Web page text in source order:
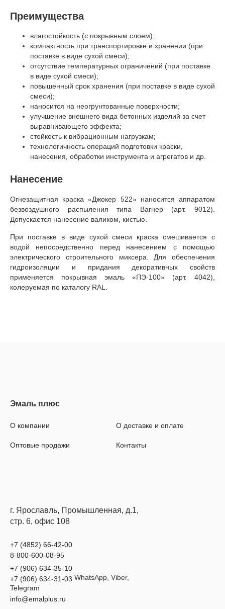
Преимущества
влагостойкость (с покрывным слоем);
компактность при транспортировке и хранении (при
поставке в виде сухой смеси);
отсутствие температурных ограничений (при поставке
в виде сухой смеси);
повышенный срок хранения (при поставке в виде сухой
смеси);
наносится на неогрунтованные поверхности;
улучшение внешнего вида бетонных изделий за счет
выравнивающего эффекта;
стойкость к вибрационным нагрузкам;
технологичность операций подготовки краски,
нанесения, обработки инструмента и агрегатов и др.
Нанесение
Огнезащитная краска «Джокер 522» наносится аппаратом
безвоздушного распыления типа Вагнер (арт. 9012).
Допускается нанесение валиком, кистью.
При поставке в виде сухой смеси краска смешивается с
водой непосредственно перед нанесением с помощью
электрического строительного миксера. Для обеспечения
гидроизоляции и придания декоративных свойств
применяется покрывная эмаль «ПЭ-100» (арт. 4042),
колеруемая по каталогу RAL.
О компании
Оптовые продажи
О доставке и оплате
Контакты
г. Ярославль, Промышленная, д.1,
стр. 6, офис 108
+7 (4852) 66-42-00
8-800-600-08-95
+7 (906) 634-35-10
+7 (906) 634-31-03 WhatsApp, Viber,
Telegram
info@emalplus.ru